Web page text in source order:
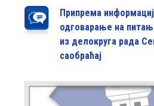
Припрема
одговарање на
из делокруга рада
саобраћај